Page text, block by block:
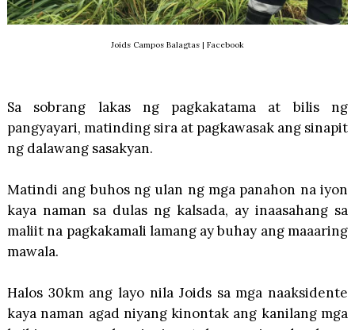
Joids Campos Balagtas | Facebook
Sa sobrang lakas ng pagkakatama at bilis ng
pangyayari, matinding sira at pagkawasak ang sinapit
ng dalawang sasakyan.
Matindi ang buhos ng ulan ng mga panahon na iyon
kaya naman sa dulas ng kalsada, ay inaasahang sa
maliit na pagkakamali lamang ay buhay ang maaaring
mawala.
Halos 30km ang layo nila Joids sa mga naaksidente
kaya naman agad niyang kinontak ang kanilang mga